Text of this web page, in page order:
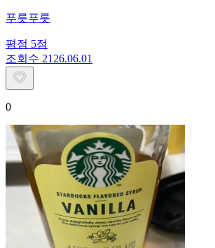
푸릇푸릇
평점 5점
조회수 21 26.06.01
0